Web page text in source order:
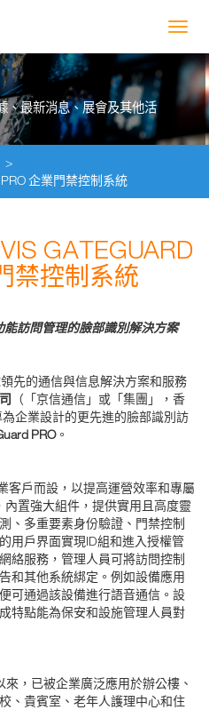
、最新消息、展會及其他活
>
企業門禁控制系統
GATEGUARD
禁控制系統
訪問管理的臉部識別解決方案
先的通信與信息解決方案和服務
（「京信通信」或「集團」，香
企業設計的更先進的臉部識別訪
PRO。
客戶而設，以提高運營效率和專屬
置強大組件，提供實用且高度靈
、多重要素身份驗證、門禁控制
用戶界面實現ID組和進入授權管
絡服務，管理人員可將訪問控制
和其他系統綁定。例如設備應用
可通過該設備進行語音通信。設
特點能為保安和設施管理人員對
來，已被企業廣泛應用於辦公樓、
、貴賓室、老年人護理中心和住